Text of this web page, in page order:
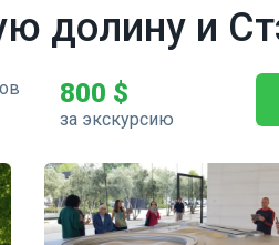
долину и
800 $
за экскурсию